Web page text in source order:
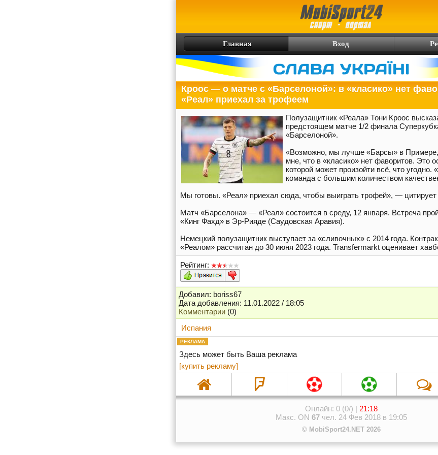
Главная Вход
Кроос — о матче с «Барселоной»: в «класико» нет
«Реал» приехал за трофеем
Полузащитник «Реала» Тони Кроос
предстоящем матче 1/2 финала
«Барселоной».
«Возможно, мы лучше «Барсы» в Примере,
мне, что в «класико» нет фаворитов. Это
которой может произойти всё, что
команда с большим количеством
Мы готовы. «Реал» приехал сюда, чтобы выиграть трофей», — цитирует
Матч «Барселона» — «Реал» состоится в среду, 12 января. Встреча
«Кинг Фахд» в Эр-Рияде (Саудовская Аравия).
Немецкий полузащитник выступает за «сливочных» с 2014 года.
«Реалом» рассчитан до 30 июня 2023 года. Transfermarkt оценивает
Рейтинг:
Добавил: boriss67
Дата добавления: 11.01.2022 / 18:05
Комментарии (0)
Испания
РЕКЛАМА
Здесь может быть Ваша реклама
[купить рекламу]
Онлайн: 0 (0/) | 21:18
Макс. ON 67чел. 24 Фев 2018 в 19:05
© MobiSport24.NET 2026